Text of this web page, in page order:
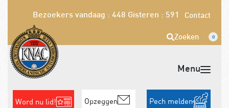
Bezoekers vandaag : 448 Gisteren : 591 Contact
Zoeken 0
Word nu lid! Opzeggen Pech melden